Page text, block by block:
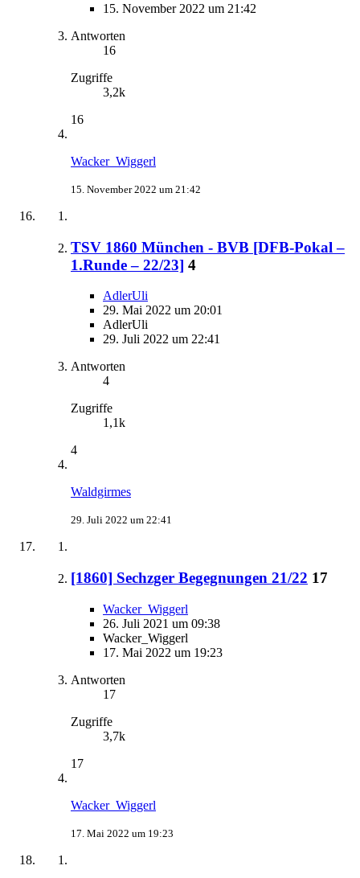
15. November 2022 um 21:42
Antworten
16
Zugriffe
3,2k
16
Wacker_Wiggerl
15. November 2022 um 21:42
TSV 1860 München - BVB [DFB-Pokal –
1.Runde – 22/23] 4
AdlerUli
29. Mai 2022 um 20:01
AdlerUli
29. Juli 2022 um 22:41
Antworten
4
Zugriffe
1,1k
4
Waldgirmes
29. Juli 2022 um 22:41
[1860] Sechzger Begegnungen 21/22 17
Wacker_Wiggerl
26. Juli 2021 um 09:38
Wacker_Wiggerl
17. Mai 2022 um 19:23
Antworten
17
Zugriffe
3,7k
17
Wacker_Wiggerl
17. Mai 2022 um 19:23